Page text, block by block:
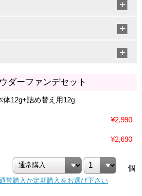
ダーファンデセット
体12g+詰め替え用12g
¥2,990
¥2,690
個
常購入か定期購入をお選び下さい